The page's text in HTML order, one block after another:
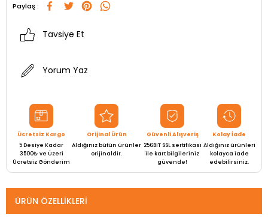
Paylaş :
Tavsiye Et
Yorum Yaz
Ücretsiz Kargo
5 Desiye Kadar
3500₺ ve Üzeri
Ücretsiz Gönderim
Orijinal Ürün
Aldığınız bütün ürünler
orijinaldir.
Güvenli Alışveriş
256BIT SSL sertifikası
ile kart bilgileriniz
güvende!
Kolay İade
Aldığınız ürünleri
kolayca iade
edebilirsiniz.
ÜRÜN ÖZELLIKLERI